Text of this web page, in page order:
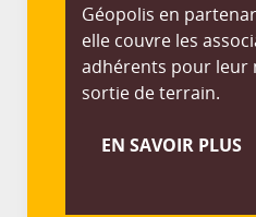
Géopolis en
elle couvre les
adhérents pour leur
sortie de terrain.
EN SAVOIR PLUS